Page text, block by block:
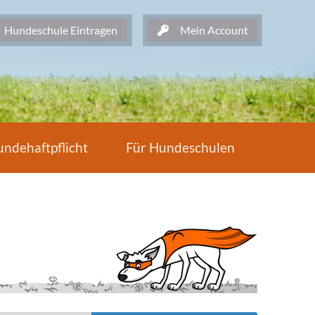
Eintragen Mein Account
Für Hundeschulen